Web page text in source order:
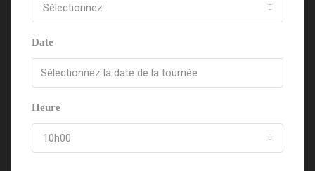
Sélectionnez
Date
Heure
10h00